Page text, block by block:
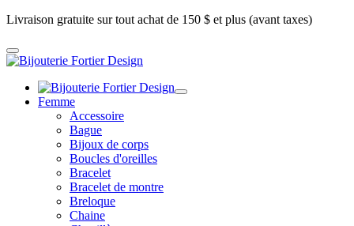
Livraison gratuite sur tout achat de 150 $ et plus (avant taxes)
Femme
Accessoire
Bague
Bijoux de corps
Boucles d'oreilles
Bracelet
Bracelet de montre
Breloque
Chaine